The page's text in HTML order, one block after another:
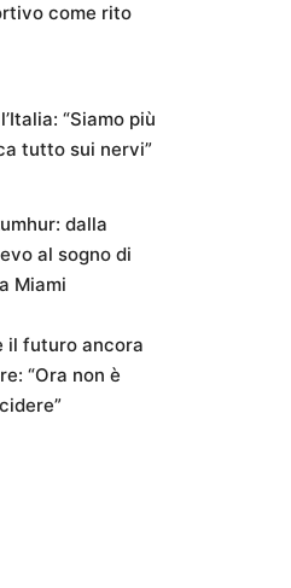
come rito
“Siamo più
tutto sui nervi”
dalla
al sogno di
Miami
il futuro ancora
“Ora non è